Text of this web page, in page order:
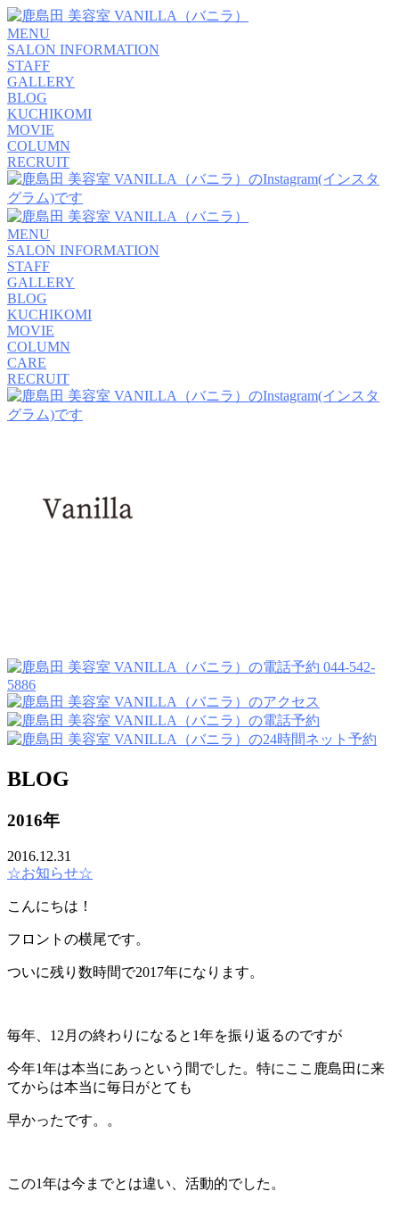
MENU
SALON INFORMATION
STAFF
GALLERY
BLOG
KUCHIKOMI
MOVIE
COLUMN
RECRUIT
MENU
SALON INFORMATION
STAFF
GALLERY
BLOG
KUCHIKOMI
MOVIE
COLUMN
CARE
RECRUIT
044-542-
5886
BLOG
2016年
2016.12.31
☆お知らせ☆
こんにちは！
フロントの横尾です。
ついに残り数時間で2017年になります。
毎年、12月の終わりになると1年を振り返るのですが
今年1年は本当にあっという間でした。特にここ鹿島田に来
てからは本当に毎日がとても
早かったです。。
この1年は今までとは違い、活動的でした。